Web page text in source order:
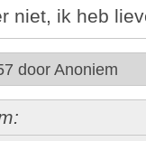
niet, ik heb
door Anoniem